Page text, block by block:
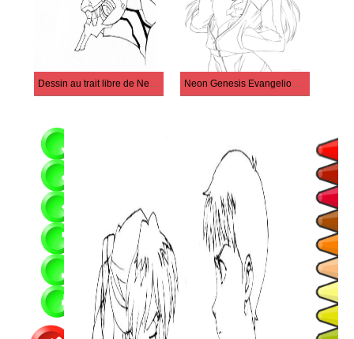
Dessin au trait libre de Neon Genesis Evangelion Neon Genesis Evangelion à imprimer